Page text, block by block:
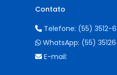
Contato
Telefone: (55) 3512-
WhatsApp: (55)
E-mail: